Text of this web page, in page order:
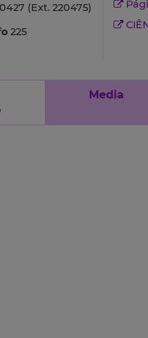
(Ext. 220475)
225
Media